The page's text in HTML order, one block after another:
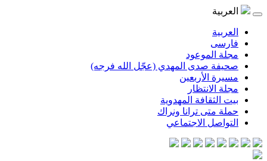
المهدي (عجّل الله فرجه)
المهدوية
ترانا ونراك
الاجتماعي